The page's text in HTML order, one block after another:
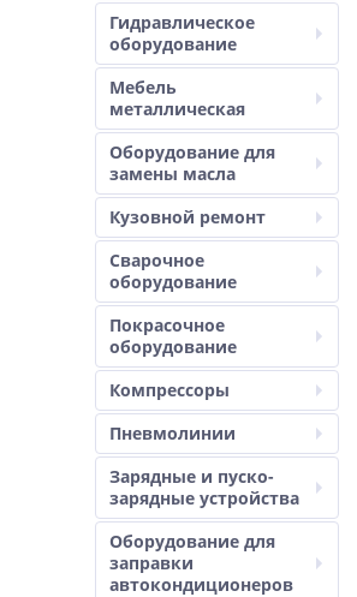
Гидравлическое
оборудование
Мебель
металлическая
Оборудование для
замены масла
Кузовной ремонт
Сварочное
оборудование
Покрасочное
оборудование
Компрессоры
Пневмолинии
Зарядные и пуско-
зарядные устройства
Оборудование для
заправки
автокондиционеров
с ИК-связью